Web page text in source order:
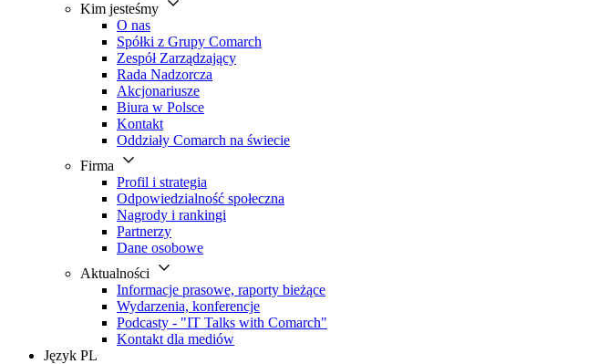
Kim jesteśmy
O nas
Spółki z Grupy Comarch
Zespół Zarządzający
Rada Nadzorcza
Akcjonariusze
Biura w Polsce
Kontakt
Oddziały Comarch na świecie
Firma
Profil i strategia
Odpowiedzialność społeczna
Nagrody i rankingi
Partnerzy
Dane osobowe
Aktualności
Informacje prasowe, raporty bieżące
Wydarzenia, konferencje
Podcasty - "IT Talks with Comarch"
Kontakt dla mediów
Język PL